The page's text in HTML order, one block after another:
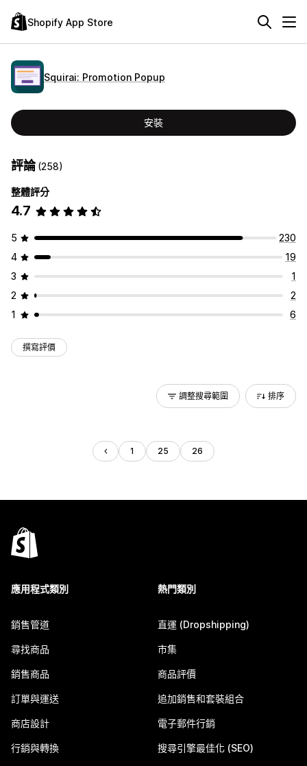
Shopify App Store
Squirai: Promotion Popup
安裝
評論(258)
整體評分
4.7
5
230
4
19
3
1
2
2
1
6
撰寫評價
調整搜尋範圍 排序
1 25 26
應用程式類別
銷售管道
尋找商品
銷售商品
訂單與運送
商店設計
行銷與轉換
熱門類別
直運 (Dropshipping)
市集
商品評價
追加銷售和套裝組合
電子郵件行銷
搜尋引擎最佳化 (SEO)